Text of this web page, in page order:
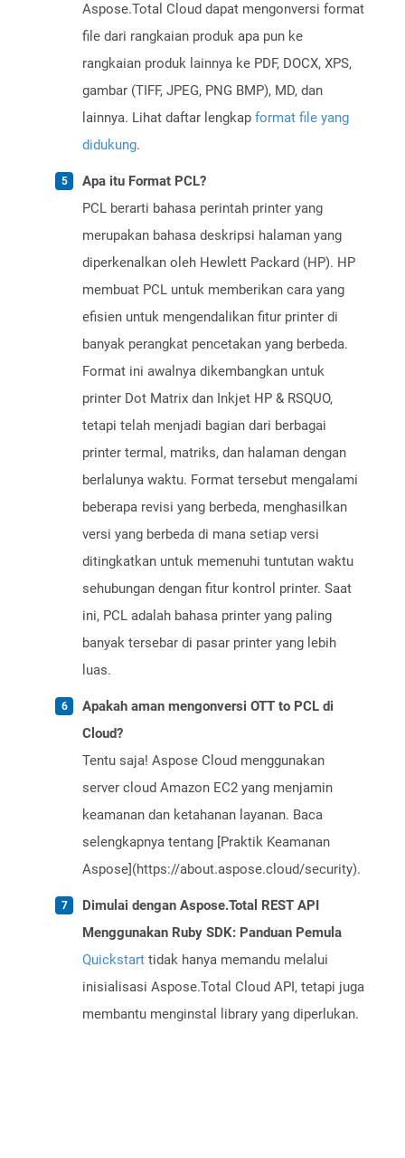
Aspose.Total Cloud dapat mengonversi format
file dari rangkaian produk apa pun ke
rangkaian produk lainnya ke PDF, DOCX, XPS,
gambar (TIFF, JPEG, PNG BMP), MD, dan
lainnya. Lihat daftar lengkap format file yang
didukung.
Apa itu Format PCL?
PCL berarti bahasa perintah printer yang
merupakan bahasa deskripsi halaman yang
diperkenalkan oleh Hewlett Packard (HP). HP
membuat PCL untuk memberikan cara yang
efisien untuk mengendalikan fitur printer di
banyak perangkat pencetakan yang berbeda.
Format ini awalnya dikembangkan untuk
printer Dot Matrix dan Inkjet HP & RSQUO,
tetapi telah menjadi bagian dari berbagai
printer termal, matriks, dan halaman dengan
berlalunya waktu. Format tersebut mengalami
beberapa revisi yang berbeda, menghasilkan
versi yang berbeda di mana setiap versi
ditingkatkan untuk memenuhi tuntutan waktu
sehubungan dengan fitur kontrol printer. Saat
ini, PCL adalah bahasa printer yang paling
banyak tersebar di pasar printer yang lebih
luas.
Apakah aman mengonversi OTT to PCL di
Cloud?
Tentu saja! Aspose Cloud menggunakan
server cloud Amazon EC2 yang menjamin
keamanan dan ketahanan layanan. Baca
selengkapnya tentang [Praktik Keamanan
Aspose](https://about.aspose.cloud/security).
Dimulai dengan Aspose.Total REST API
Menggunakan Ruby SDK: Panduan Pemula
Quickstart tidak hanya memandu melalui
inisialisasi Aspose.Total Cloud API, tetapi juga
membantu menginstal library yang diperlukan.